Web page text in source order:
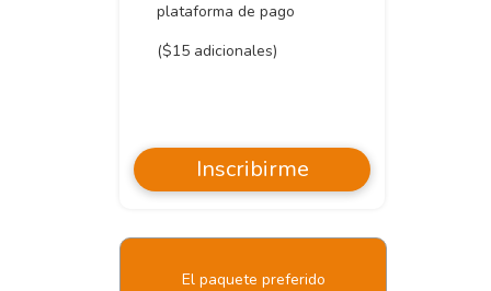
plataforma de pago
($15 adicionales)
Inscribirme
El paquete preferido